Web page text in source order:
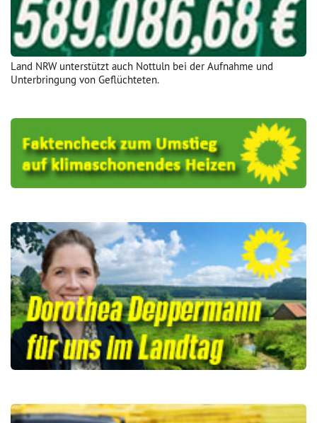
Land NRW unterstützt auch Nottuln bei der Aufnahme und
Unterbringung von Geflüchteten.